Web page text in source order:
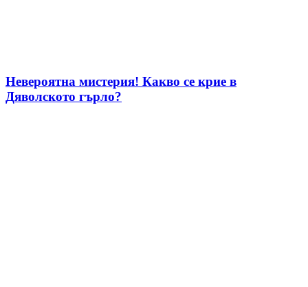
Невероятна мистерия! Какво се крие в
Дяволското гърло?